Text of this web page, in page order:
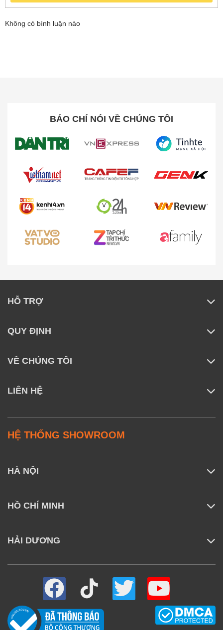
Không có bình luận nào
BÁO CHÍ NÓI VỀ CHÚNG TÔI
HỖ TRỢ
QUY ĐỊNH
VỀ CHÚNG TÔI
LIÊN HỆ
HỆ THỐNG SHOWROOM
HÀ NỘI
HỒ CHÍ MINH
HẢI DƯƠNG